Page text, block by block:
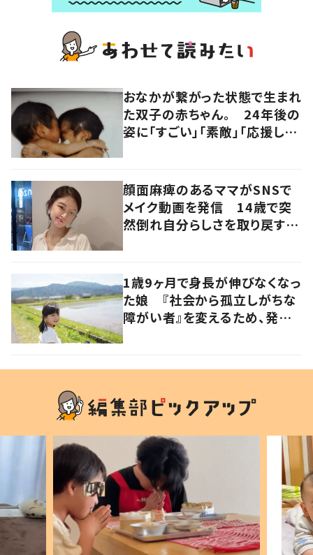
おなかが繋がった状態で生まれ
た双子の赤ちゃん。 24年後の
姿に「すごい」「素敵」「応援して
顔面麻痺のあるママがSNSで
メイク動画を発信 14歳で突
然倒れ自分らしさを取り戻すま
1歳9ヶ月で身長が伸びなくなっ
た娘 『社会から孤立しがちな
障がい者』を変えるため、発信